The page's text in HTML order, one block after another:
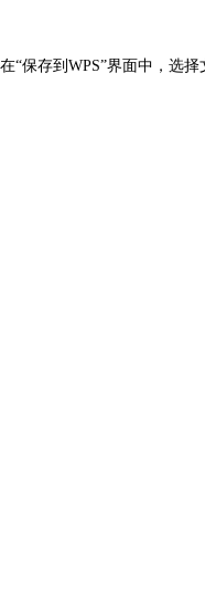
“保存到WPS”界面中，选